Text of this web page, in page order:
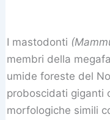
I mastodonti
membri della
umide foreste del
proboscidati giganti
morfologiche simili